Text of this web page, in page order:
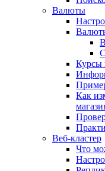
Валюты
Курсы
Как
Веб-кластер
Что